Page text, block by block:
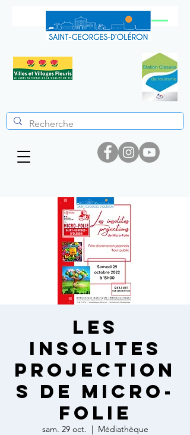
LES
INSOLITES
PROJECTION
S DE MICRO-
FOLIE
sam. 29 oct.
  |
Médiathèque